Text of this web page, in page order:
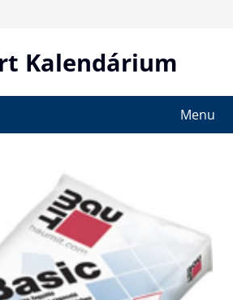
Kalendárium
Menu